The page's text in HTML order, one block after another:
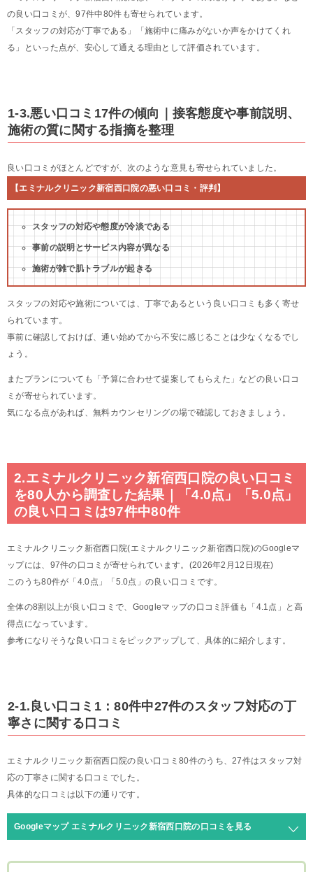
の良い口コミが、97件中80件も寄せられています。
「スタッフの対応が丁寧である」「施術中に痛みがないか声をかけてくれ
る」といった点が、安心して通える理由として評価されています。
1-3.悪い口コミ17件の傾向｜接客態度や事前説明、
施術の質に関する指摘を整理
良い口コミがほとんどですが、次のような意見も寄せられていました。
【エミナルクリニック新宿西口院の悪い口コミ・評判】
スタッフの対応や態度が冷淡である
事前の説明とサービス内容が異なる
施術が雑で肌トラブルが起きる
スタッフの対応や施術については、丁寧であるという良い口コミも多く寄せ
られています。
事前に確認しておけば、通い始めてから不安に感じることは少なくなるでし
ょう。
またプランについても「予算に合わせて提案してもらえた」などの良い口コ
ミが寄せられています。
気になる点があれば、無料カウンセリングの場で確認しておきましょう。
2.エミナルクリニック新宿西口院の良い口コミ
を80人から調査した結果｜「4.0点」「5.0点」
の良い口コミは97件中80件
エミナルクリニック新宿西口院(エミナルクリニック新宿西口院)のGoogleマ
ップには、97件の口コミが寄せられています。(2026年2月12日現在)
このうち80件が「4.0点」「5.0点」の良い口コミです。
全体の8割以上が良い口コミで、Googleマップの口コミ評価も「4.1点」と高
得点になっています。
参考になりそうな良い口コミをピックアップして、具体的に紹介します。
2-1.良い口コミ1：80件中27件のスタッフ対応の丁
寧さに関する口コミ
エミナルクリニック新宿西口院の良い口コミ80件のうち、27件はスタッフ対
応の丁寧さに関する口コミでした。
具体的な口コミは以下の通りです。
Googleマップ エミナルクリニック新宿西口院の口コミを見る